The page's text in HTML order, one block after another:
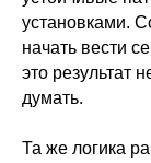
установками.
начать вести
это результат
думать.
Та же логика